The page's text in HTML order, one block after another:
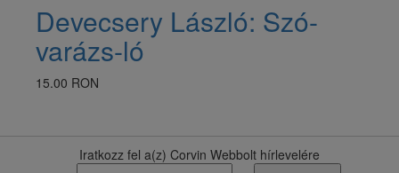
Devecsery László: Szó-
varázs-ló
15.00 RON
Iratkozz fel a(z) Corvin Webbolt hírlevelére